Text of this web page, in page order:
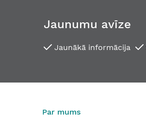
Jaunumu avīze
Jaunākā informācija
Par mums